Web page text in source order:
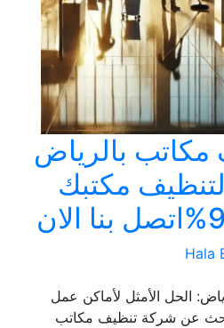
بالرياض
لتنظيف مكتبك
Hala
الحل الأمثل لأماكن عمل
عن شركة تنظيف مكاتب